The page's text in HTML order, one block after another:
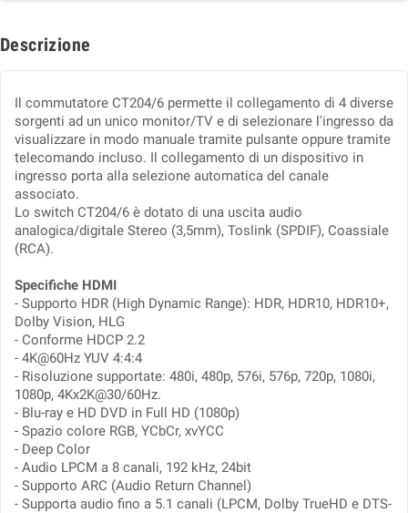
Descrizione
Il commutatore CT204/6 permette il collegamento di 4 diverse
sorgenti ad un unico monitor/TV e di selezionare l'ingresso da
visualizzare in modo manuale tramite pulsante oppure tramite
telecomando incluso. Il collegamento di un dispositivo in
ingresso porta alla selezione automatica del canale
associato.
Lo switch CT204/6 è dotato di una uscita audio
analogica/digitale Stereo (3,5mm), Toslink (SPDIF), Coassiale
(RCA).
Specifiche HDMI
- Supporto HDR (High Dynamic Range): HDR, HDR10, HDR10+,
Dolby Vision, HLG
- Conforme HDCP 2.2
- 4K@60Hz YUV 4:4:4
- Risoluzione supportate: 480i, 480p, 576i, 576p, 720p, 1080i,
1080p, 4Kx2K@30/60Hz.
- Blu-ray e HD DVD in Full HD (1080p)
- Spazio colore RGB, YCbCr, xvYCC
- Deep Color
- Audio LPCM a 8 canali, 192 kHz, 24bit
- Supporto ARC (Audio Return Channel)
- Supporta audio fino a 5.1 canali (LPCM, Dolby TrueHD e DTS-